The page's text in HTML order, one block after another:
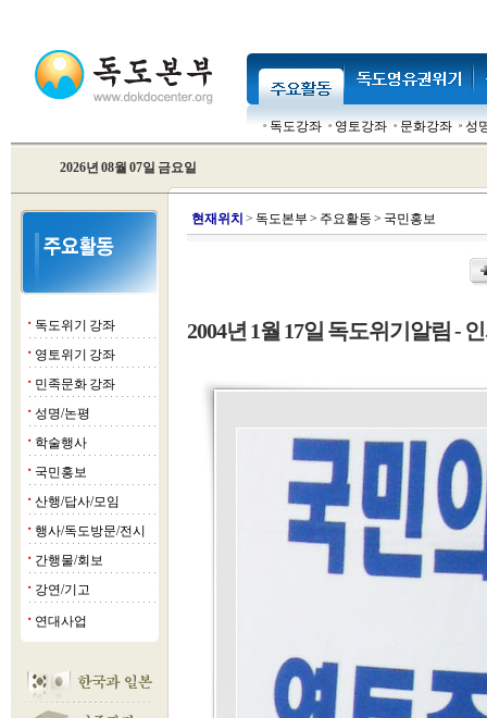
독도강좌 영토강좌 문화강좌 성
2026년 08월 07일 금요일
■ 독도위기 강좌
■ 영토위기 강좌
■ 민족문화 강좌
■ 성명/논평
■ 학술행사
■ 국민홍보
■ 산행/답사/모임
■ 행사/독도방문/전시
■ 간행물/회보
■ 강연/기고
■ 연대사업
현재위치 > 독도본부 > 주요활동 > 국민홍보
2004년 1월 17일 독도위기알림 -